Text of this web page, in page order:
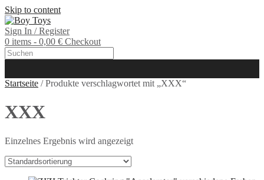
Skip to content
Sign In / Register
0 items - 0,00 € Checkout
Startseite / Produkte verschlagwortet mit „XXX“
XXX
Einzelnes Ergebnis wird angezeigt